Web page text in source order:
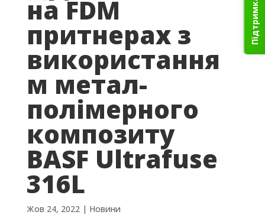
Підтримка
на FDM
притнерах з
використання
м метал-
полімерного
композиту
BASF Ultrafuse
316L
Жов 24, 2022| Новини